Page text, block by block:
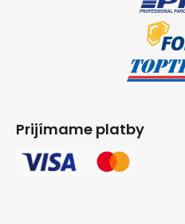
Prijímame platby